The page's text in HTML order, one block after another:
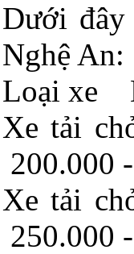
Dưới đây
Nghệ An:
Loại xe
Xe tải
200.000
Xe tải
250.000